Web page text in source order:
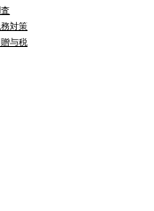
対策
与税